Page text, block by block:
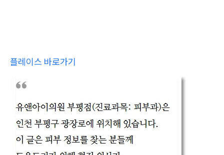
플레이스 바로가기